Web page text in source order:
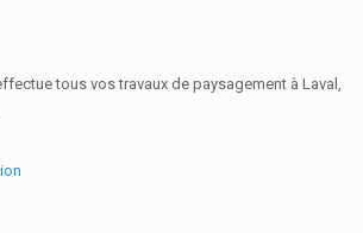
tous vos travaux de paysagement à Laval,